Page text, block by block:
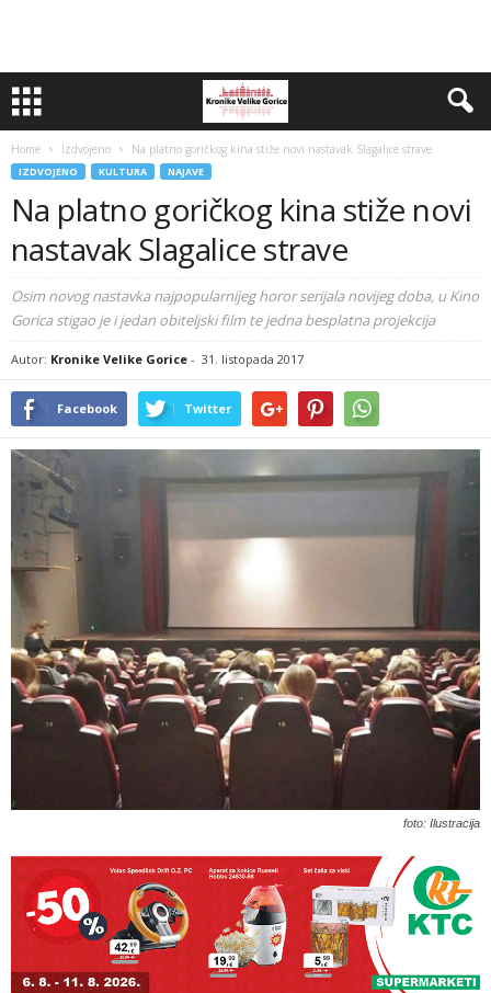
Home Izdvojeno Na platno goričkog kina stiže novi nastavak Slagalice strave
IZDVOJENO KULTURA NAJAVE
Na platno goričkog kina stiže novi
nastavak Slagalice strave
Osim novog nastavka najpopularnijeg horor serijala novijeg doba, u Kino
Gorica stigao je i jedan obiteljski film te jedna besplatna projekcija
Autor: Kronike Velike Gorice - 31. listopada 2017
Facebook Twitter
foto: Ilustracija